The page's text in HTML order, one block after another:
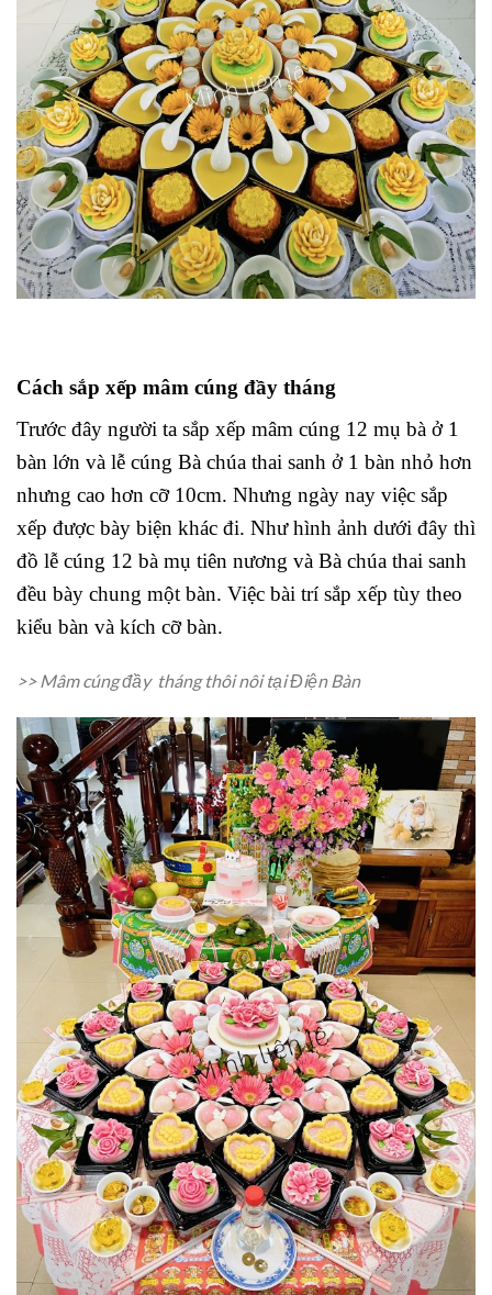
Cách sắp xếp mâm cúng đầy tháng
Trước đây người ta sắp xếp mâm cúng 12 mụ bà ở 1
bàn lớn và lễ cúng Bà chúa thai sanh ở 1 bàn nhỏ hơn
nhưng cao hơn cỡ 10cm. Nhưng ngày nay việc sắp
xếp được bày biện khác đi. Như hình ảnh dưới đây thì
đồ lễ cúng 12 bà mụ tiên nương và Bà chúa thai sanh
đều bày chung một bàn. Việc bài trí sắp xếp tùy theo
kiểu bàn và kích cỡ bàn.
>> Mâm cúng đầy tháng thôi nôi tại Điện Bàn